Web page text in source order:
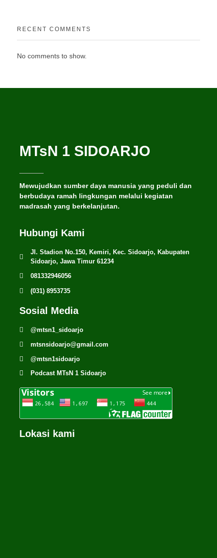
RECENT COMMENTS
No comments to show.
MTsN 1 SIDOARJO
Mewujudkan sumber daya manusia yang peduli dan
berbudaya ramah lingkungan melalui kegiatan
madrasah yang berkelanjutan.
Hubungi Kami
Jl. Stadion No.150, Kemiri, Kec. Sidoarjo, Kabupaten
Sidoarjo, Jawa Timur 61234
081332946056
(031) 8953735
Sosial Media
@mtsn1_sidoarjo
mtsnsidoarjo@gmail.com
@mtsn1sidoarjo
Podcast MTsN 1 Sidoarjo
Lokasi kami